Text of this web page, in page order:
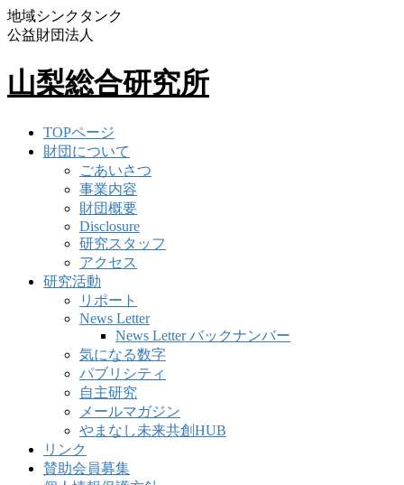
地域シンクタンク
公益財団法人
山梨総合研究所
TOPページ
財団について
ごあいさつ
事業内容
財団概要
Disclosure
研究スタッフ
アクセス
研究活動
リポート
News Letter
News Letter バックナンバー
気になる数字
パブリシティ
自主研究
メールマガジン
やまなし未来共創HUB
リンク
賛助会員募集